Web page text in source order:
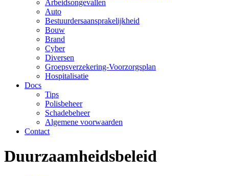
Arbeidsongevallen
Auto
Bestuurdersaansprakelijkheid
Bouw
Brand
Cyber
Diversen
Groepsverzekering-Voorzorgsplan
Hospitalisatie
Docs
Tips
Polisbeheer
Schadebeheer
Algemene voorwaarden
Contact
Duurzaamheidsbeleid